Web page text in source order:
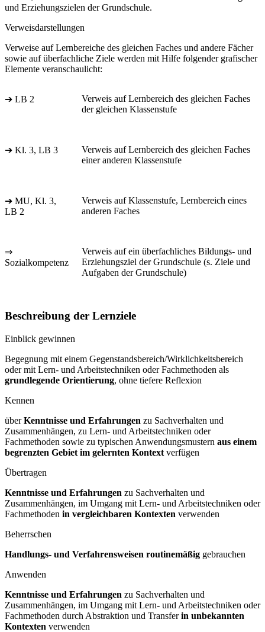
und Erziehungszielen der Grundschule.
Verweisdarstellungen
Verweise auf Lernbereiche des gleichen Faches und andere Fächer
sowie auf überfachliche Ziele werden mit Hilfe folgender grafischer
Elemente veranschaulicht:
➔ LB 2
Verweis auf Lernbereich des gleichen Faches
der gleichen Klassenstufe
➔ Kl. 3, LB 3
Verweis auf Lernbereich des gleichen Faches
einer anderen Klassenstufe
➔ MU, Kl. 3,
LB 2
Verweis auf Klassenstufe, Lernbereich eines
anderen Faches
⇒
Sozialkompetenz
Verweis auf ein überfachliches Bildungs- und
Erziehungsziel der Grundschule (s. Ziele und
Aufgaben der Grundschule)
Beschreibung der Lernziele
Einblick gewinnen
Begegnung mit einem Gegenstandsbereich/Wirklichkeitsbereich
oder mit Lern- und Arbeitstechniken oder Fachmethoden als
grundlegende Orientierung, ohne tiefere Reflexion
Kennen
überKenntnisse und Erfahrungen zu Sachverhalten und
Zusammenhängen, zu Lern- und Arbeitstechniken oder
Fachmethoden sowie zu typischen Anwendungsmustern aus einem
begrenzten Gebiet im gelernten Kontext verfügen
Übertragen
Kenntnisse und Erfahrungen zu Sachverhalten und
Zusammenhängen, im Umgang mit Lern- und Arbeitstechniken oder
Fachmethoden in vergleichbaren Kontexten verwenden
Beherrschen
Handlungs- und Verfahrensweisen routinemäßig gebrauchen
Anwenden
Kenntnisse und Erfahrungen zu Sachverhalten und
Zusammenhängen, im Umgang mit Lern- und Arbeitstechniken oder
Fachmethoden durch Abstraktion und Transferin unbekannten
Kontexten verwenden